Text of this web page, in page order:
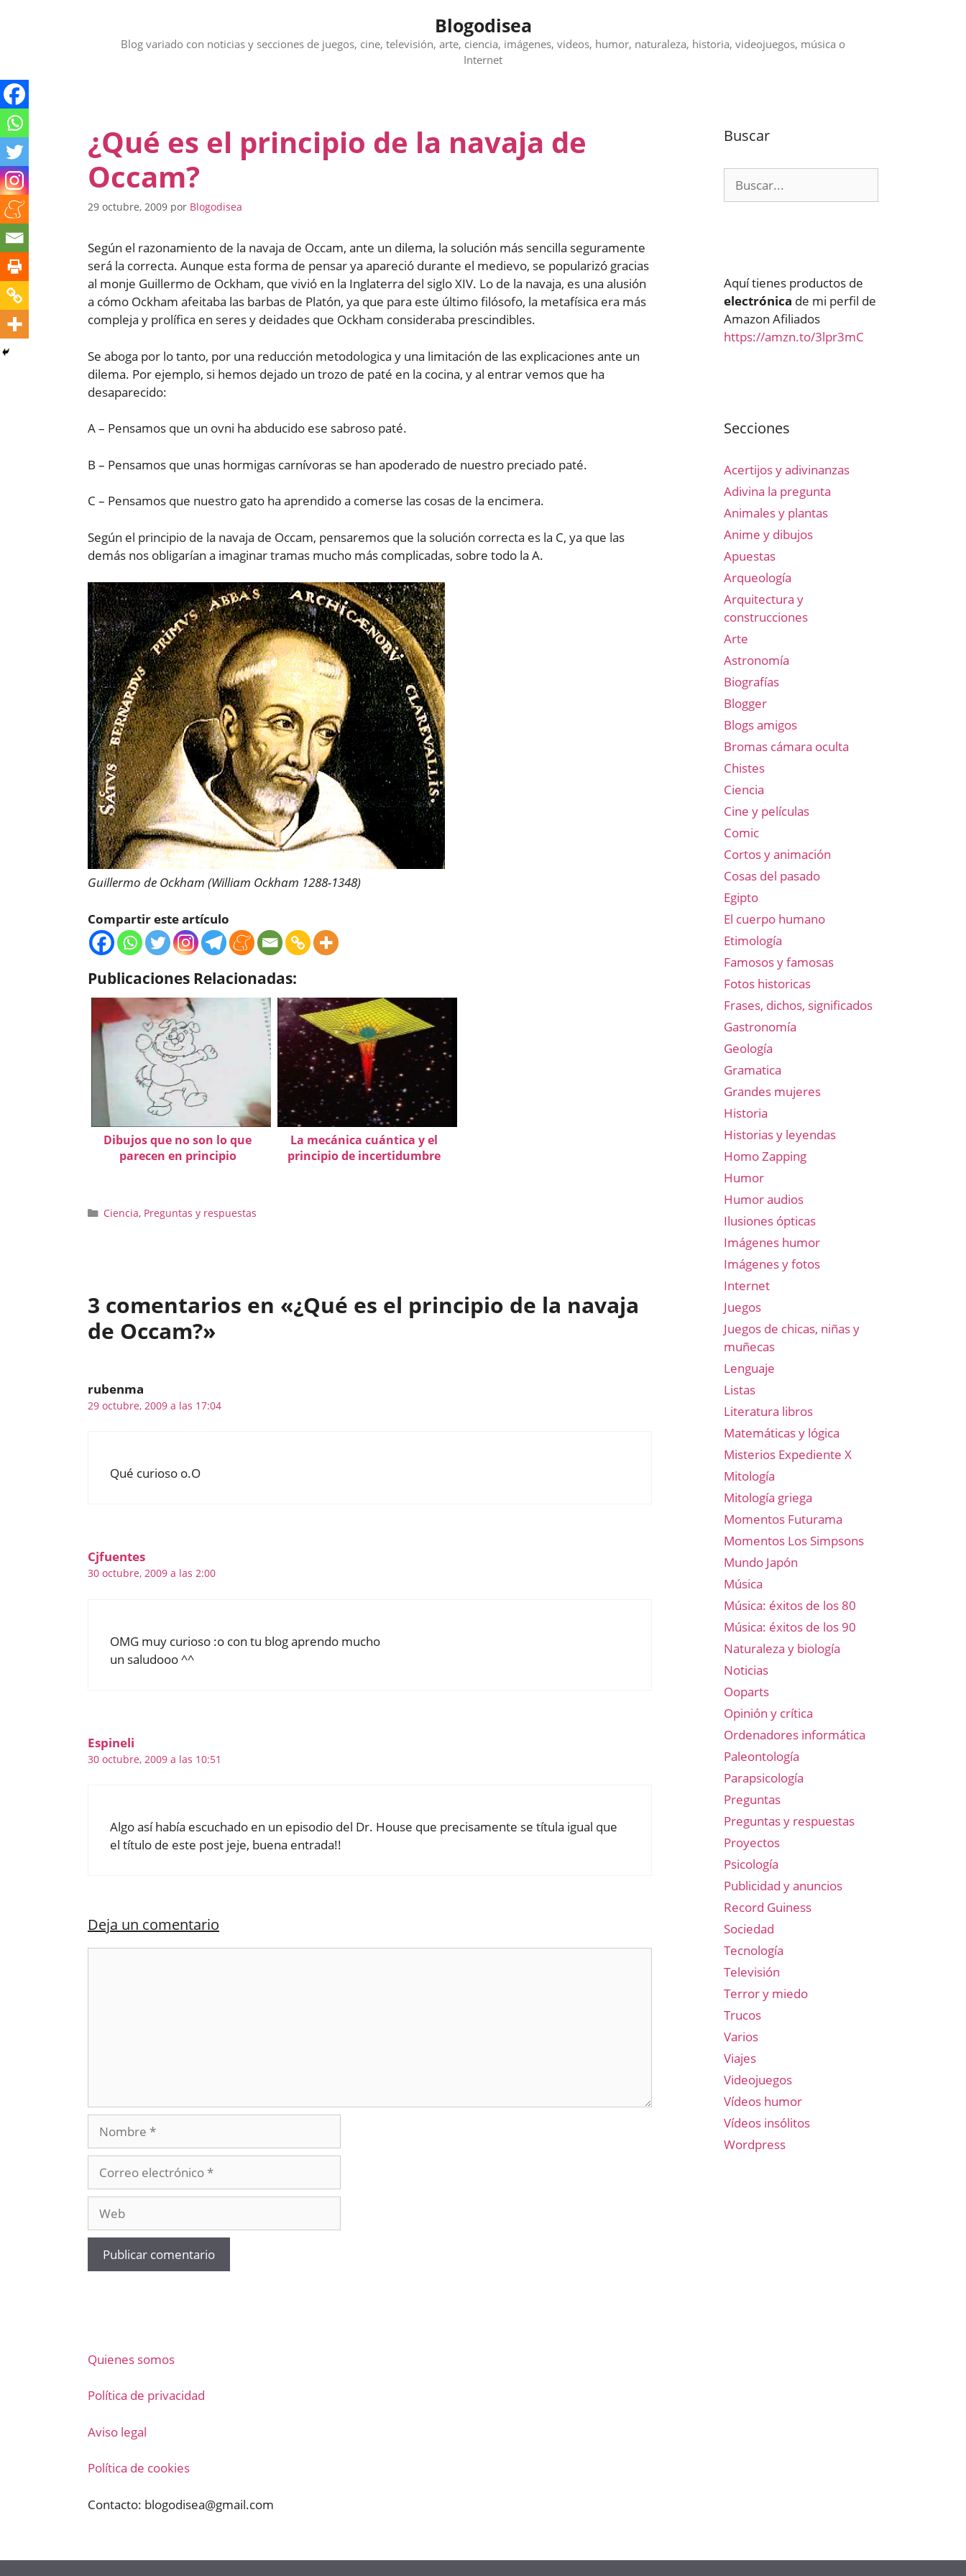
Blogodisea
Blog variado con noticias y secciones de juegos, cine, televisión, arte, ciencia, imágenes, videos, humor, naturaleza, historia, videojuegos, música o
Internet
¿Qué es el principio de la navaja de
Occam?
29 octubre, 2009 por Blogodisea
Según el razonamiento de la navaja de Occam, ante un dilema, la solución más sencilla seguramente
será la correcta. Aunque esta forma de pensar ya apareció durante el medievo, se popularizó gracias
al monje Guillermo de Ockham, que vivió en la Inglaterra del siglo XIV. Lo de la navaja, es una alusión
a cómo Ockham afeitaba las barbas de Platón, ya que para este último filósofo, la metafísica era más
compleja y prolífica en seres y deidades que Ockham consideraba prescindibles.
Se aboga por lo tanto, por una reducción metodologica y una limitación de las explicaciones ante un
dilema. Por ejemplo, si hemos dejado un trozo de paté en la cocina, y al entrar vemos que ha
desaparecido:
A – Pensamos que un ovni ha abducido ese sabroso paté.
B – Pensamos que unas hormigas carnívoras se han apoderado de nuestro preciado paté.
C – Pensamos que nuestro gato ha aprendido a comerse las cosas de la encimera.
Según el principio de la navaja de Occam, pensaremos que la solución correcta es la C, ya que las
demás nos obligarían a imaginar tramas mucho más complicadas, sobre todo la A.
Guillermo de Ockham (William Ockham 1288-1348)
Compartir este artículo
Publicaciones Relacionadas:
Dibujos que no son lo que
parecen en principio
La mecánica cuántica y el
principio de incertidumbre
Categorías
Ciencia, Preguntas y respuestas
3 comentarios en «¿Qué es el principio de la navaja
de Occam?»
rubenma
29 octubre, 2009 a las 17:04
Qué curioso o.O
Cjfuentes
30 octubre, 2009 a las 2:00
OMG muy curioso :o con tu blog aprendo mucho
un saludooo ^^
Espineli
30 octubre, 2009 a las 10:51
Algo así había escuchado en un episodio del Dr. House que precisamente se títula igual que
el título de este post jeje, buena entrada!!
Deja un comentario
Nombre
electrónico
Buscar
Aquí tienes productos de
electrónica de mi perfil de
Amazon Afiliados
https://amzn.to/3lpr3mC
Secciones
Acertijos y adivinanzas
Adivina la pregunta
Animales y plantas
Anime y dibujos
Apuestas
Arqueología
Arquitectura y
construcciones
Arte
Astronomía
Biografías
Blogger
Blogs amigos
Bromas cámara oculta
Chistes
Ciencia
Cine y películas
Comic
Cortos y animación
Cosas del pasado
Egipto
El cuerpo humano
Etimología
Famosos y famosas
Fotos historicas
Frases, dichos, significados
Gastronomía
Geología
Gramatica
Grandes mujeres
Historia
Historias y leyendas
Homo Zapping
Humor
Humor audios
Ilusiones ópticas
Imágenes humor
Imágenes y fotos
Internet
Juegos
Juegos de chicas, niñas y
muñecas
Lenguaje
Listas
Literatura libros
Matemáticas y lógica
Misterios Expediente X
Mitología
Mitología griega
Momentos Futurama
Momentos Los Simpsons
Mundo Japón
Música
Música: éxitos de los 80
Música: éxitos de los 90
Naturaleza y biología
Noticias
Ooparts
Opinión y crítica
Ordenadores informática
Paleontología
Parapsicología
Preguntas
Preguntas y respuestas
Proyectos
Psicología
Publicidad y anuncios
Record Guiness
Sociedad
Tecnología
Televisión
Terror y miedo
Trucos
Varios
Viajes
Videojuegos
Vídeos humor
Vídeos insólitos
Wordpress
Quienes somos
Política de privacidad
Aviso legal
Política de cookies
Contacto: blogodisea@gmail.com